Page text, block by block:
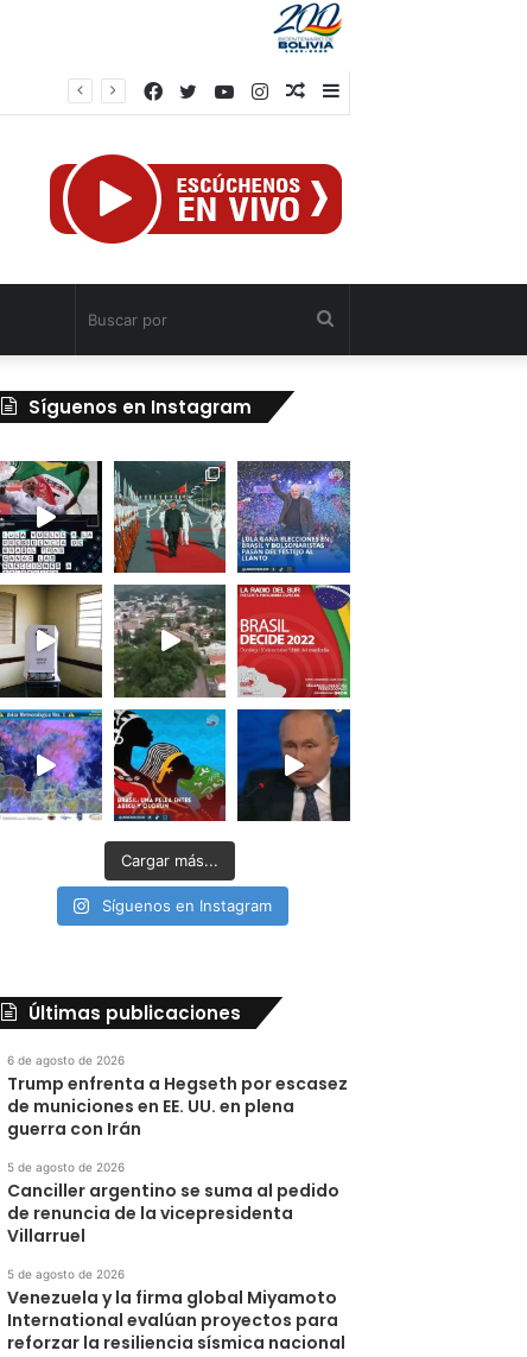
Barra
Publicación
azar
Instagram
YouTube
Twitter
Facebook
Síguenos en Instagram
Cargar más...
Síguenos en Instagram
Últimas publicaciones
6 de agosto de 2026
Trump enfrenta a Hegseth por escasez
de municiones en EE. UU. en plena
guerra con Irán
5 de agosto de 2026
Canciller argentino se suma al pedido
de renuncia de la vicepresidenta
Villarruel
5 de agosto de 2026
Venezuela y la firma global Miyamoto
International evalúan proyectos para
reforzar la resiliencia sísmica nacional